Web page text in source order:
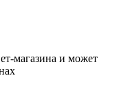
магазина и может